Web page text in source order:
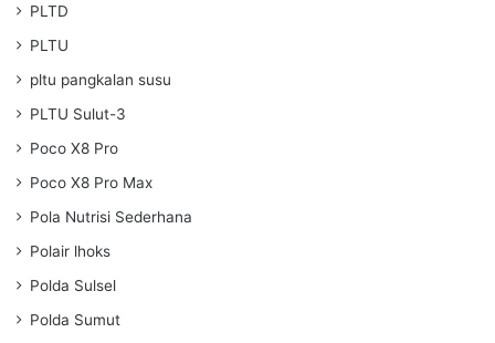
PLTD
PLTU
pltu pangkalan susu
PLTU Sulut-3
Poco X8 Pro
Poco X8 Pro Max
Pola Nutrisi Sederhana
Polair lhoks
Polda Sulsel
Polda Sumut